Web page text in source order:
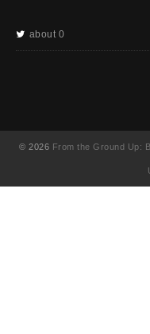
about 0
© 2026 From the Ground Up: